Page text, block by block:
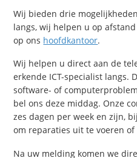
Wij bieden drie
langs, wij helpen u op
op ons hoofdkantoor.
Wij helpen u direct aan de
erkende ICT-specialist langs.
software- of
bel ons deze middag. Onze
zes dagen per week en zijn,
om reparaties uit te voeren
Na uw melding komen we